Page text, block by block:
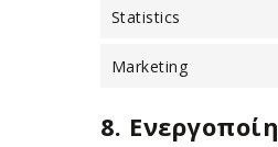
Statistics
Marketing
8.